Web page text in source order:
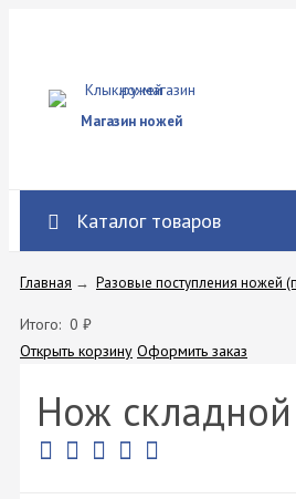
Магазин ножей
Каталог товаров
Главная → Разовые поступления ножей
Итого: 0 ₽
Открыть корзину Оформить заказ
Нож